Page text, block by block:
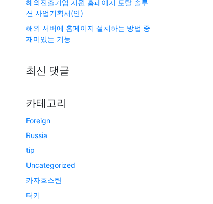
해외진출기업 지원 홈페이지 토탈 솔루
션 사업기획서(안)
해외 서버에 홈페이지 설치하는 방법 중
재미있는 기능
최신 댓글
카테고리
Foreign
Russia
tip
Uncategorized
카자흐스탄
터키